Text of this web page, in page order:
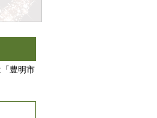
豊明市